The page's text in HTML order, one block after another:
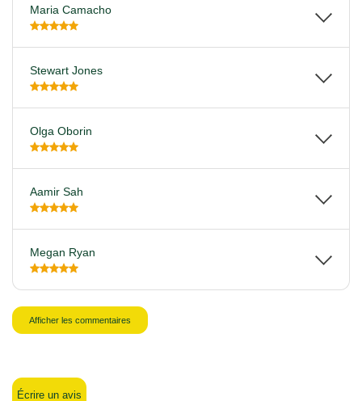
Maria Camacho
Stewart Jones
Olga Oborin
Aamir Sah
Megan Ryan
Afficher les commentaires
Écrire un avis